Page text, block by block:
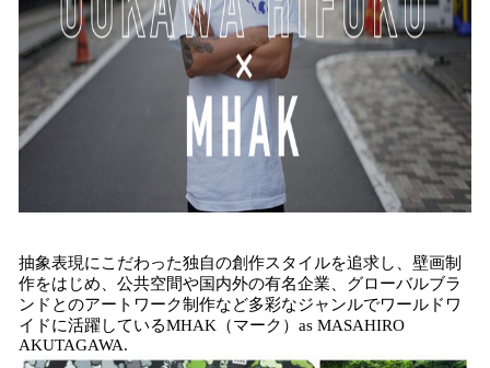
抽象表現にこだわった独自の創作スタイルを追求し、壁画制
作をはじめ、公共空間や国内外の有名企業、グローバルブラ
ンドとのアートワーク制作など多彩なジャンルでワールドワ
イドに活躍しているMHAK（マーク）as MASAHIRO
AKUTAGAWA.